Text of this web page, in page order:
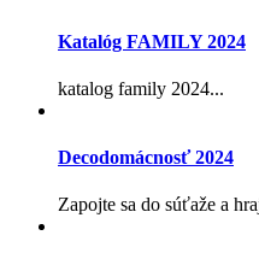
Katalóg FAMILY 2024
katalog family 2024...
Decodomácnosť 2024
Zapojte sa do súťaže a